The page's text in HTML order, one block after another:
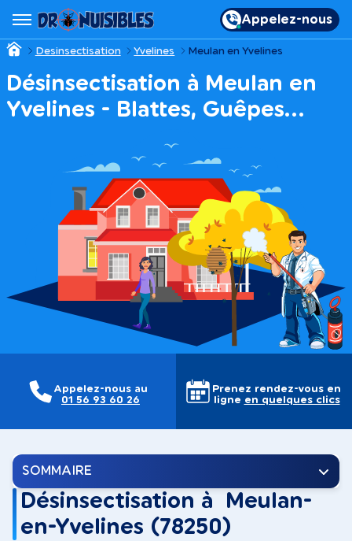
Appelez-nous
Desinsectisation Yvelines Meulan en Yvelines
Désinsectisation à Meulan en
Yvelines - Blattes, Guêpes…
Appelez-nous au
01 56 93 60 26
Prenez rendez-vous en
ligne en quelques clics
SOMMAIRE
Désinsectisation à Meulan-
en-Yvelines (78250)